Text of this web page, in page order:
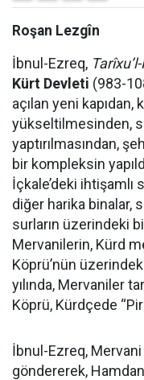
Roşan Lezgîn
İbnul-Ezreq,
Kürt Devleti (983-
açılan yeni kapıdan,
yükseltilmesinden,
yaptırılmasından,
bir kompleksin
İçkale’deki
diğer harika binalar,
surların üzerindeki
Mervanilerin, Kürd
Köprü’nün
yılında, Mervaniler
Köprü, Kürdçede
İbnul-Ezreq,
göndererek,